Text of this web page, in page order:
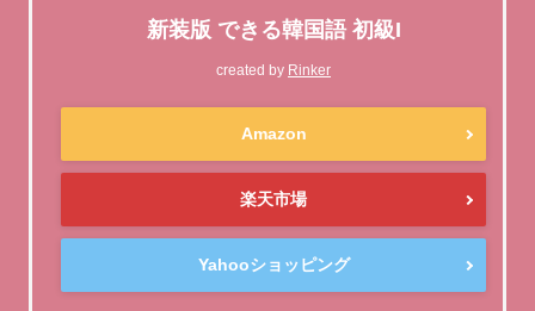
新装版 できる韓国語 初級I
created by Rinker
Amazon
楽天市場
Yahooショッピング